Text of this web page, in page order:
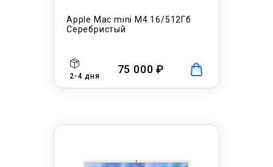
Apple Mac mini M4 16/512Гб
Серебристый
75 000 ₽
2-4 дня